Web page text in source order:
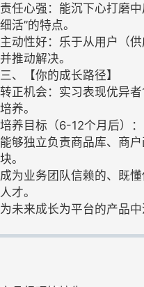
责任心强：能沉下心打磨
细活”的特点。
主动性好：乐于从用户（
并推动解决。
三、【你的成长路径】
转正机会：实习表现优异
培养。
培养目标（6-12个月后）：
能够独立负责商品库、商
块。
成为业务团队信赖的、既
人才。
为未来成长为平台的产品中